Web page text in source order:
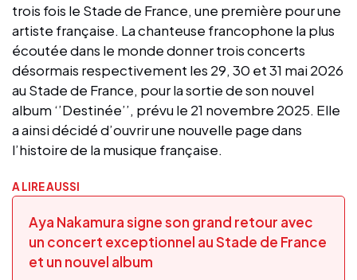
trois fois le Stade de France, une première pour une
artiste française. La chanteuse francophone la plus
écoutée dans le monde donner trois concerts
désormais respectivement les 29, 30 et 31 mai 2026
au Stade de France, pour la sortie de son nouvel
album ‘’Destinée’’, prévu le 21 novembre 2025. Elle
a ainsi décidé d’ouvrir une nouvelle page dans
l’histoire de la musique française.
A LIRE AUSSI
Aya Nakamura signe son grand retour avec
un concert exceptionnel au Stade de France
et un nouvel album